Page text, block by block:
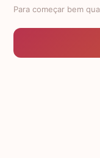
Para começar bem